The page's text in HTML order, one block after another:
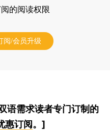
的阅读权限
阅/会员升级
语需求读者专门订制的
惠订阅 。]